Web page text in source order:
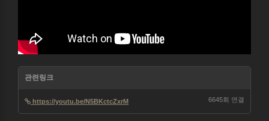
관련링크
https://youtu.be/N5BKctcZxrM 6645회 연결